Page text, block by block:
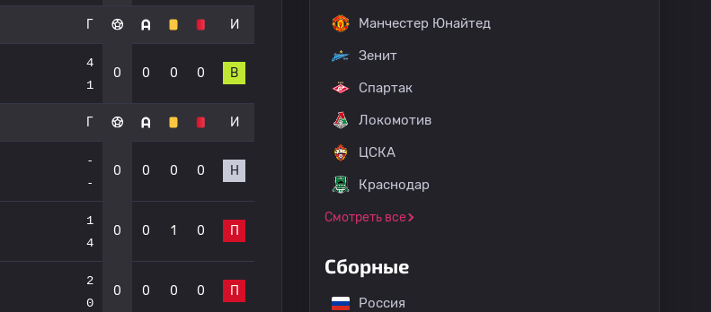
Г И
4
1
0 0 0 0 В
Г И
-
-
0 0 0 0 Н
1
4
0 0 1 0 П
2
0
0 0 0 0 П
Манчестер Юнайтед
Зенит
Спартак
Локомотив
ЦСКА
Краснодар
Смотреть все
Сборные
Россия